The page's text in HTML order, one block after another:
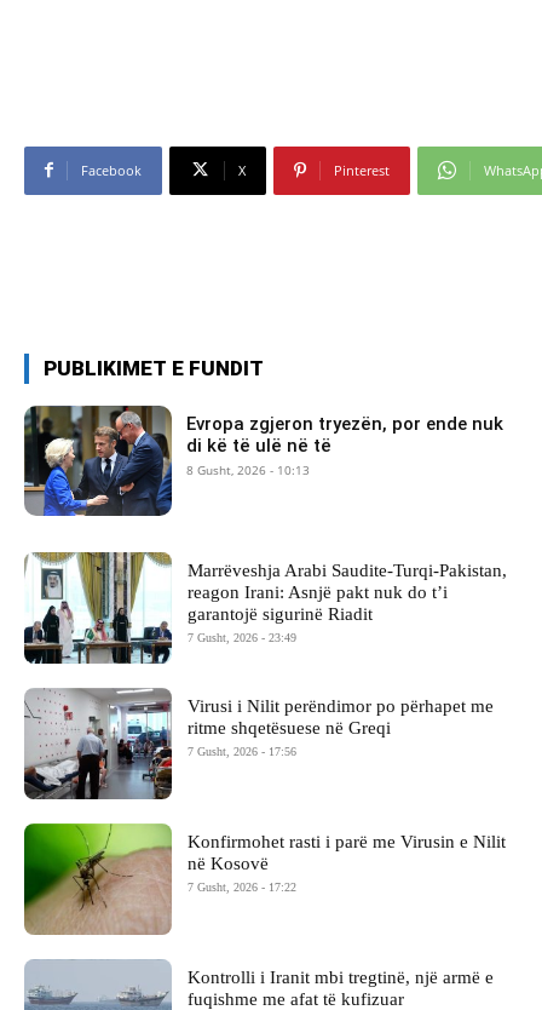
Facebook X Pinterest
PUBLIKIMET E FUNDIT
Evropa zgjeron tryezën, por ende nuk
di kë të ulë në të
8 Gusht, 2026 - 10:13
Marrëveshja Arabi Saudite-Turqi-Pakistan,
reagon Irani: Asnjë pakt nuk do t’i
garantojë sigurinë Riadit
7 Gusht, 2026 - 23:49
Virusi i Nilit perëndimor po përhapet me
ritme shqetësuese në Greqi
7 Gusht, 2026 - 17:56
Konfirmohet rasti i parë me Virusin e Nilit
në Kosovë
7 Gusht, 2026 - 17:22
Kontrolli i Iranit mbi tregtinë, një armë e
fuqishme me afat të kufizuar